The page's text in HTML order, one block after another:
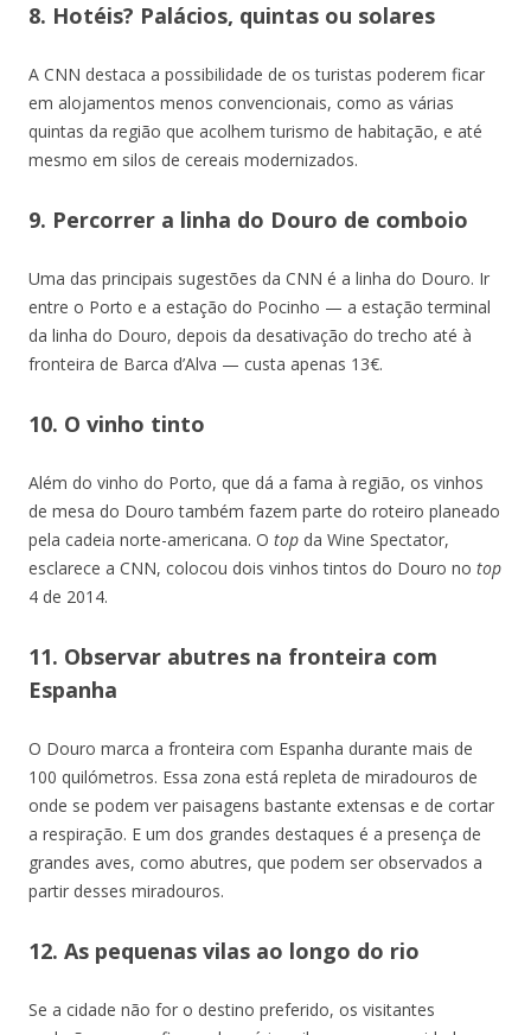
8. Hotéis? Palácios, quintas ou solares
A CNN destaca a possibilidade de os turistas poderem ficar
em alojamentos menos convencionais, como as várias
quintas da região que acolhem turismo de habitação, e até
mesmo em silos de cereais modernizados.
9. Percorrer a linha do Douro de comboio
Uma das principais sugestões da CNN é a linha do Douro. Ir
entre o Porto e a estação do Pocinho — a estação terminal
da linha do Douro, depois da desativação do trecho até à
fronteira de Barca d’Alva — custa apenas 13€.
10. O vinho tinto
Além do vinho do Porto, que dá a fama à região, os vinhos
de mesa do Douro também fazem parte do roteiro planeado
pela cadeia norte-americana. O top da Wine Spectator,
esclarece a CNN, colocou dois vinhos tintos do Douro no top
4 de 2014.
11. Observar abutres na fronteira com
Espanha
O Douro marca a fronteira com Espanha durante mais de
100 quilómetros. Essa zona está repleta de miradouros de
onde se podem ver paisagens bastante extensas e de cortar
a respiração. E um dos grandes destaques é a presença de
grandes aves, como abutres, que podem ser observados a
partir desses miradouros.
12. As pequenas vilas ao longo do rio
Se a cidade não for o destino preferido, os visitantes